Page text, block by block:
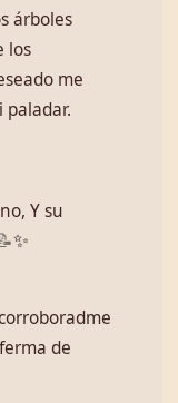
árboles
los
me
Y su
✨
de